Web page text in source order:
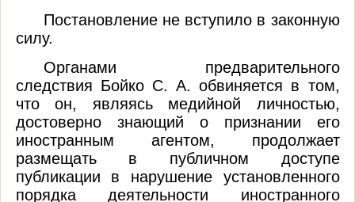
Постановление не вступило в законную
силу.
Органами предварительного
следствия Бойко С. А. обвиняется в том,
что он, являясь медийной личностью,
достоверно знающий о признании его
иностранным агентом, продолжает
размещать в публичном доступе
публикации в нарушение установленного
порядка деятельности иностранного